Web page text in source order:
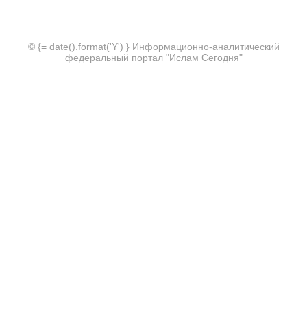
© {= date().format('Y') } Информационно-аналитический
федеральный портал "Ислам Сегодня"